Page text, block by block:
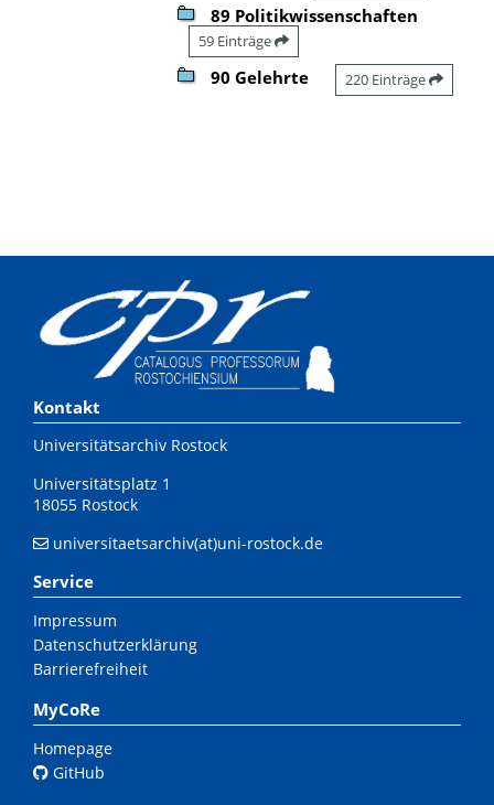
89 Politikwissenschaften
59 Einträge
90 Gelehrte 220 Einträge
Kontakt
Universitätsarchiv Rostock
Universitätsplatz 1
18055 Rostock
universitaetsarchiv(at)uni-rostock.de
Service
Impressum
Datenschutzerklärung
Barrierefreiheit
MyCoRe
Homepage
GitHub